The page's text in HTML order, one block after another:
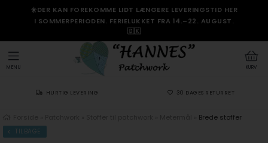
☀️DER KAN FOREKOMME LIDT LÆNGERE LEVERINGSTID HER
I SOMMERPERIODEN. FERIELUKKET FRA 14.–22. AUGUST.
🇩🇰
KURV
MENU
HURTIG LEVERING 30 DAGES RETURRET
Brede stoffer
TILBAGE